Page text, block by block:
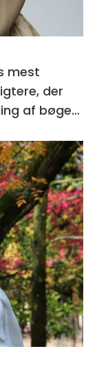
mest
der
af bøger i